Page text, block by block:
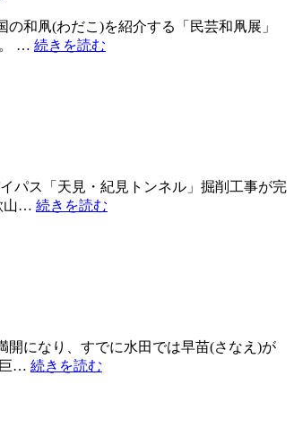
和凧(わだこ)を紹介する「民芸和凧展」
。 … 続きを読む
パス「天見・紀見トンネル」掘削工事が完
山… 続きを読む
開になり、すでに水田では早苗(さなえ)が
巨… 続きを読む